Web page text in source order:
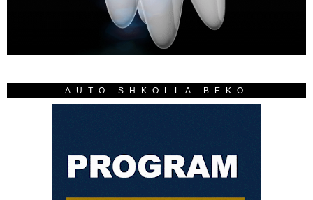
AUTO SHKOLLA BEKO